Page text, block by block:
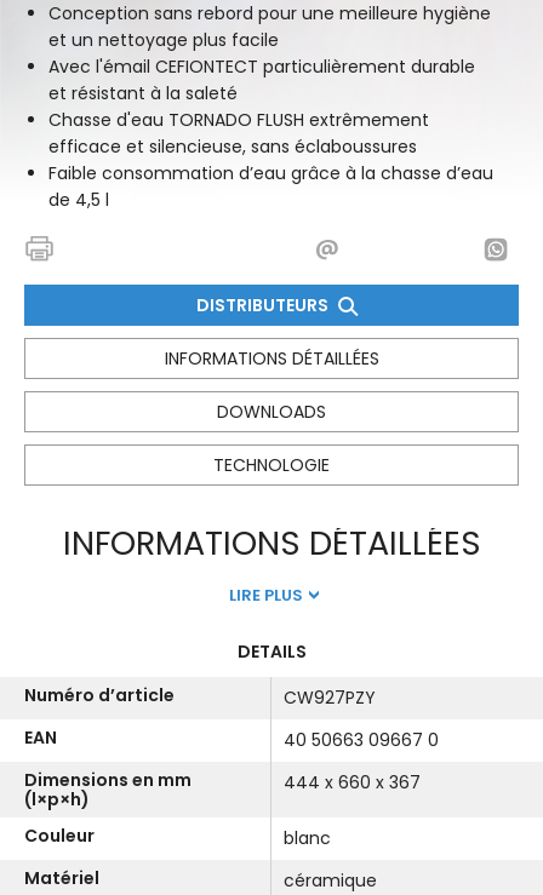
Conception sans rebord pour une meilleure hygiène
et un nettoyage plus facile
Avec l'émail CEFIONTECT particulièrement durable
et résistant à la saleté
Chasse d'eau TORNADO FLUSH extrêmement
efficace et silencieuse, sans éclaboussures
Faible consommation d’eau grâce à la chasse d’eau
de 4,5 l
DISTRIBUTEURS
INFORMATIONS DÉTAILLÉES
DOWNLOADS
TECHNOLOGIE
INFORMATIONS DÉTAILLÉES
LIRE PLUS
DETAILS
Numéro d’article
CW927PZY
EAN
40 50663 09667 0
Dimensions en mm
(l×p×h)
444 x 660 x 367
Couleur
blanc
Matériel
céramique